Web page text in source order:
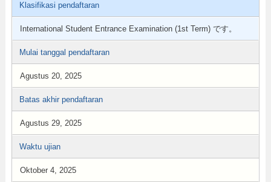
Klasifikasi pendaftaran
International Student Entrance Examination (1st Term) です。
Mulai tanggal pendaftaran
Agustus 20, 2025
Batas akhir pendaftaran
Agustus 29, 2025
Waktu ujian
Oktober 4, 2025